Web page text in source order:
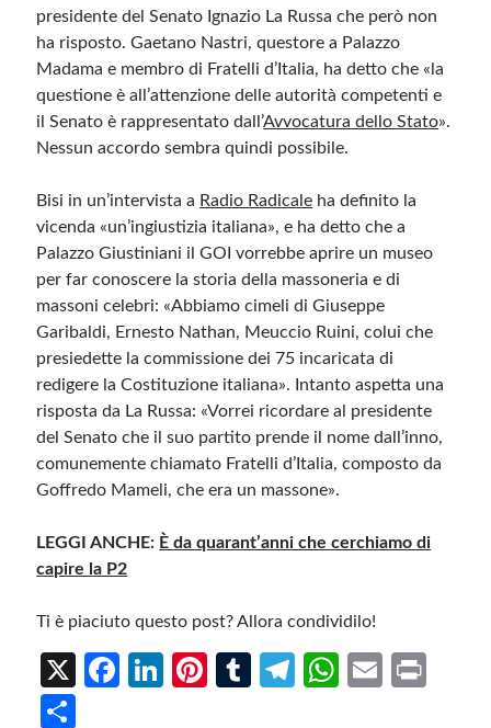
presidente del Senato Ignazio La Russa che però non
ha risposto. Gaetano Nastri, questore a Palazzo
Madama e membro di Fratelli d’Italia, ha detto che «la
questione è all’attenzione delle autorità competenti e
il Senato è rappresentato dall’Avvocatura dello Stato».
Nessun accordo sembra quindi possibile.
Bisi in un’intervista a Radio Radicale ha definito la
vicenda «un’ingiustizia italiana», e ha detto che a
Palazzo Giustiniani il GOI vorrebbe aprire un museo
per far conoscere la storia della massoneria e di
massoni celebri: «Abbiamo cimeli di Giuseppe
Garibaldi, Ernesto Nathan, Meuccio Ruini, colui che
presiedette la commissione dei 75 incaricata di
redigere la Costituzione italiana». Intanto aspetta una
risposta da La Russa: «Vorrei ricordare al presidente
del Senato che il suo partito prende il nome dall’inno,
comunemente chiamato Fratelli d’Italia, composto da
Goffredo Mameli, che era un massone».
LEGGI ANCHE: È da quarant’anni che cerchiamo di
capire la P2
Ti è piaciuto questo post? Allora condividilo!
X
Fa
Li
Pi
T
Te
W
E